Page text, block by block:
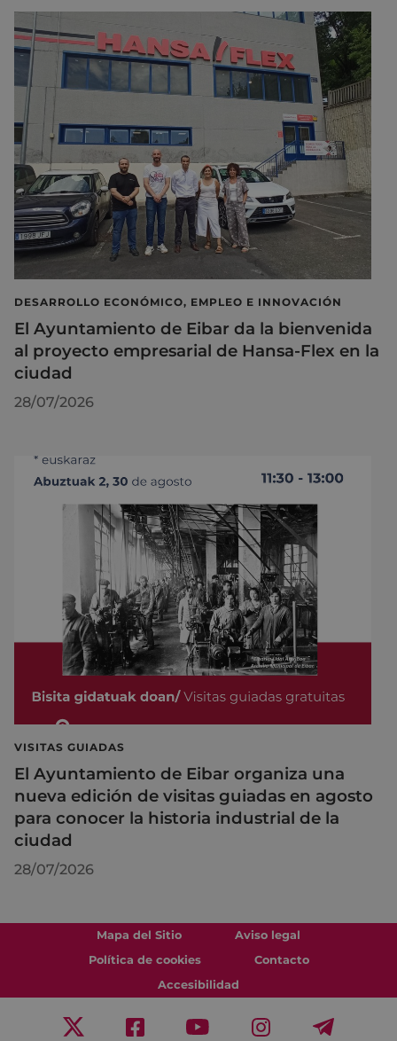
DESARROLLO ECONÓMICO, EMPLEO E INNOVACIÓN
El Ayuntamiento de Eibar da la bienvenida
al proyecto empresarial de Hansa-Flex en la
ciudad
28/07/2026
VISITAS GUIADAS
El Ayuntamiento de Eibar organiza una
nueva edición de visitas guiadas en agosto
para conocer la historia industrial de la
ciudad
28/07/2026
Mapa del Sitio
Aviso legal
Política de cookies
Contacto
Accesibilidad